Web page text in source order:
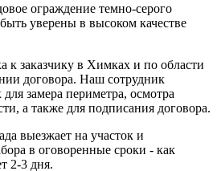
ограждение темно-серого
уверены в высоком качестве
к заказчику в Химках и по области
договора. Наш сотрудник
замера периметра, осмотра
а также для подписания договора.
выезжает на участок и
в оговоренные сроки - как
2-3 дня.